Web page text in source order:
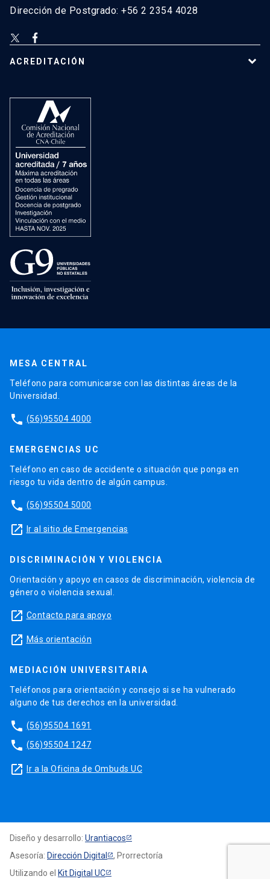
Dirección de Postgrado: +56 2 2354 4028
ACREDITACIÓN
MESA CENTRAL
Teléfono para comunicarse con las distintas áreas de la
Universidad.
phone (56)95504 4000
EMERGENCIAS UC
Teléfono en caso de accidente o situación que ponga en
riesgo tu vida dentro de algún campus.
phone (56)95504 5000
launch Ir al sitio de Emergencias
DISCRIMINACIÓN Y VIOLENCIA
Orientación y apoyo en casos de discriminación, violencia de
género o violencia sexual.
launch Contacto para apoyo
launch Más orientación
MEDIACIÓN UNIVERSITARIA
Teléfonos para orientación y consejo si se ha vulnerado
alguno de tus derechos en la universidad.
phone (56)95504 1691
phone (56)95504 1247
launch Ir a la Oficina de Ombuds UC
Diseño y desarrollo: Urantiacos
Asesoría: Dirección Digital
, Prorrectoría
Utilizando el Kit Digital UC